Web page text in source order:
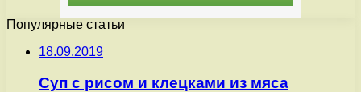
Популярные статьи
18.09.2019
Суп с рисом и клецками из мяса